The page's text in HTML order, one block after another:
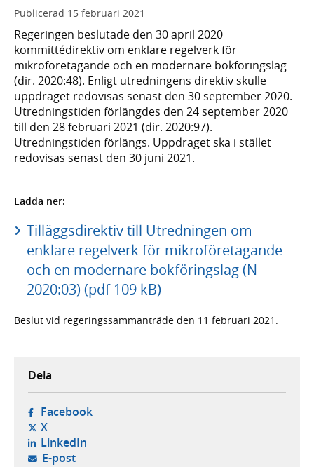
Publicerad 15 februari 2021
Regeringen beslutade den 30 april 2020
kommittédirektiv om enklare regelverk för
mikroföretagande och en modernare bokföringslag
(dir. 2020:48). Enligt utredningens direktiv skulle
uppdraget redovisas senast den 30 september 2020.
Utredningstiden förlängdes den 24 september 2020
till den 28 februari 2021 (dir. 2020:97).
Utredningstiden förlängs. Uppdraget ska i stället
redovisas senast den 30 juni 2021.
Ladda ner:
Tilläggsdirektiv till Utredningen om
enklare regelverk för mikroföretagande
och en modernare bokföringslag (N
2020:03) (pdf 109 kB)
Beslut vid regeringssammanträde den 11 februari 2021.
Dela
Facebook- öppnas i ny flik, extern webbplats,
X- öppnas i ny flik, extern webbplats,
LinkedIn- öppnas i ny flik, extern webbplats,
E-post- öppnar din e-postklient,